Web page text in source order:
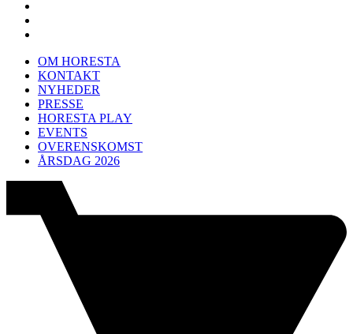
OM HORESTA
KONTAKT
NYHEDER
PRESSE
HORESTA PLAY
EVENTS
OVERENSKOMST
ÅRSDAG 2026